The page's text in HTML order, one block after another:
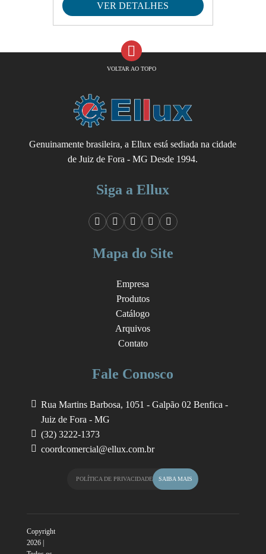
VER DETALHES
VOLTAR AO TOPO
Genuinamente brasileira, a Ellux está sediada na cidade
de Juiz de Fora - MG Desde 1994.
Siga a Ellux
Mapa do Site
Empresa
Produtos
Catálogo
Arquivos
Contato
Fale Conosco
Rua Martins Barbosa, 1051 - Galpão 02 Benfica -
Juiz de Fora - MG
(32) 3222-1373
coordcomercial@ellux.com.br
POLÍTICA DE PRIVACIDADE SAIBA MAIS
Copyright
2026 |